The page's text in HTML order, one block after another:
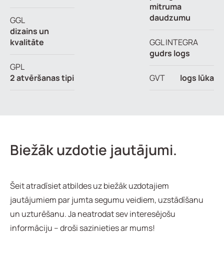
GGL
dizains un
kvalitāte
GPL
2 atvēršanas tipi
mitruma
daudzumu
GGL INTEGRA
gudrs logs
GVT logs lūka
Biežāk uzdotie jautājumi.
Šeit atradīsiet atbildes uz biežāk uzdotajiem
jautājumiem par jumta segumu veidiem, uzstādīšanu
un uzturēšanu. Ja neatrodat sev interesējošu
informāciju – droši sazinieties ar mums!